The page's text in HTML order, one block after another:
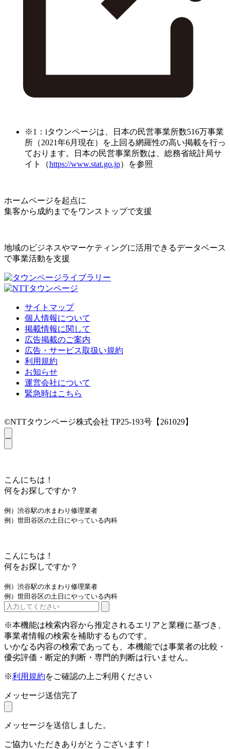
※1：iタウンページは、日本の民営事業所数516万事業
所（2021年6月現在）を上回る網羅性の高い掲載を行っ
ております。日本の民営事業所数は、総務省統計局サ
イト（https://www.stat.go.jp）を参照
ホームページを起点に
集客から成約までをワンストップで支援
地域のビジネスやマーケティングに活用できるデータベース
で事業活動を支援
サイトマップ
個人情報について
掲載情報に関して
広告掲載のご案内
広告・サービス取扱い規約
利用規約
お知らせ
運営会社について
緊急時はこちら
©NTTタウンページ株式会社 TP25-193号【261029】
こんにちは！
何をお探しですか？
例）渋谷駅の水まわり修理業者
例）世田谷区の土日にやっている内科
こんにちは！
何をお探しですか？
例）渋谷駅の水まわり修理業者
例）世田谷区の土日にやっている内科
※本機能は検索内容から推定されるエリアと業種に基づき、
事業者情報の検索を補助するものです。
いかなる内容の検索であっても、本機能では事業者の比較・
優劣評価・断定的判断・専門的判断は行いません。
※利用規約をご確認の上ご利用ください
メッセージ送信完了
メッセージを送信しました。
ご協力いただきありがとうございます！